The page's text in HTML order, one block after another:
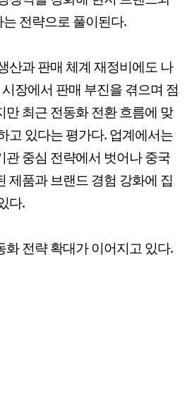
전략으로 풀이된다.
산과 판매 체계 재정비에도 나
장에서 판매 부진을 겪으며 점
만 최근 전동화 전환 흐름에 맞
고 있다는 평가다. 업계에서는
관 중심 전략에서 벗어나 중국
제품과 브랜드 경험 강화에 집
다.
화 전략 확대가 이어지고 있다.